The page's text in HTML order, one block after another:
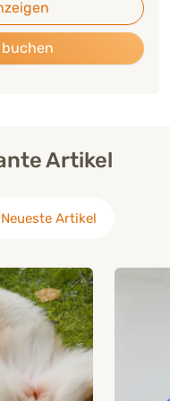
buchen
Artikel
Neueste Artikel